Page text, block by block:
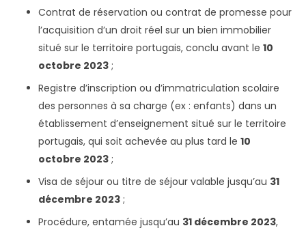
Contrat de réservation ou contrat de promesse pour
l’acquisition d’un droit réel sur un bien immobilier
situé sur le territoire portugais, conclu avant le 10
octobre 2023 ;
Registre d’inscription ou d’immatriculation scolaire
des personnes à sa charge (ex : enfants) dans un
établissement d’enseignement situé sur le territoire
portugais, qui soit achevée au plus tard le 10
octobre 2023 ;
Visa de séjour ou titre de séjour valable jusqu’au 31
décembre 2023 ;
Procédure, entamée jusqu’au 31 décembre 2023,